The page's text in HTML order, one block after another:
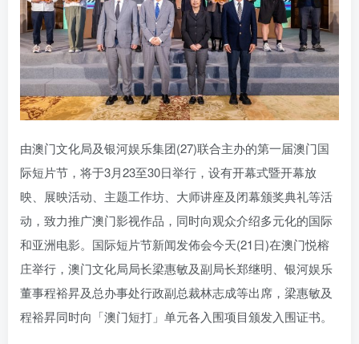
由澳门文化局及银河娱乐集团(27)联合主办的第一届澳门国
际短片节，将于3月23至30日举行，设有开幕式暨开幕放
映、展映活动、主题工作坊、大师讲座及闭幕颁奖典礼等活
动，致力推广澳门影视作品，同时向观众介绍多元化的国际
和亚洲电影。国际短片节新闻发佈会今天(21日)在澳门悦榕
庄举行，澳门文化局局长梁惠敏及副局长郑继明、银河娱乐
董事程裕昇及总办事处行政副总裁林志成等出席，梁惠敏及
程裕昇同时向「澳门短打」单元各入围项目颁发入围证书。